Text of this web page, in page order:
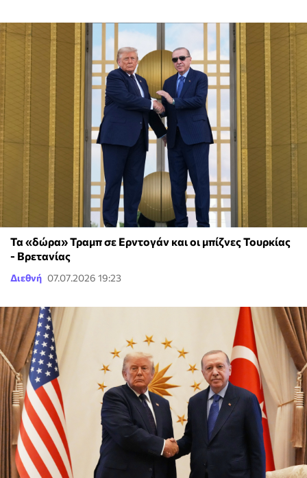
Τα «δώρα» Τραμπ σε Ερντογάν και οι μπίζνες Τουρκίας
- Βρετανίας
Διεθνή 07.07.2026 19:23